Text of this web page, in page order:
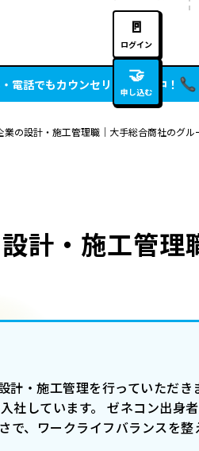
🚪
ログイン
🤝
申し込む
電話でもカウンセリング実施中！
の設計・施工管理職｜大手総合商社のグ
計・施工管理
・施工管理を行っていただ
社しています。 ゼネコン出身
で、ワークライフバランスを